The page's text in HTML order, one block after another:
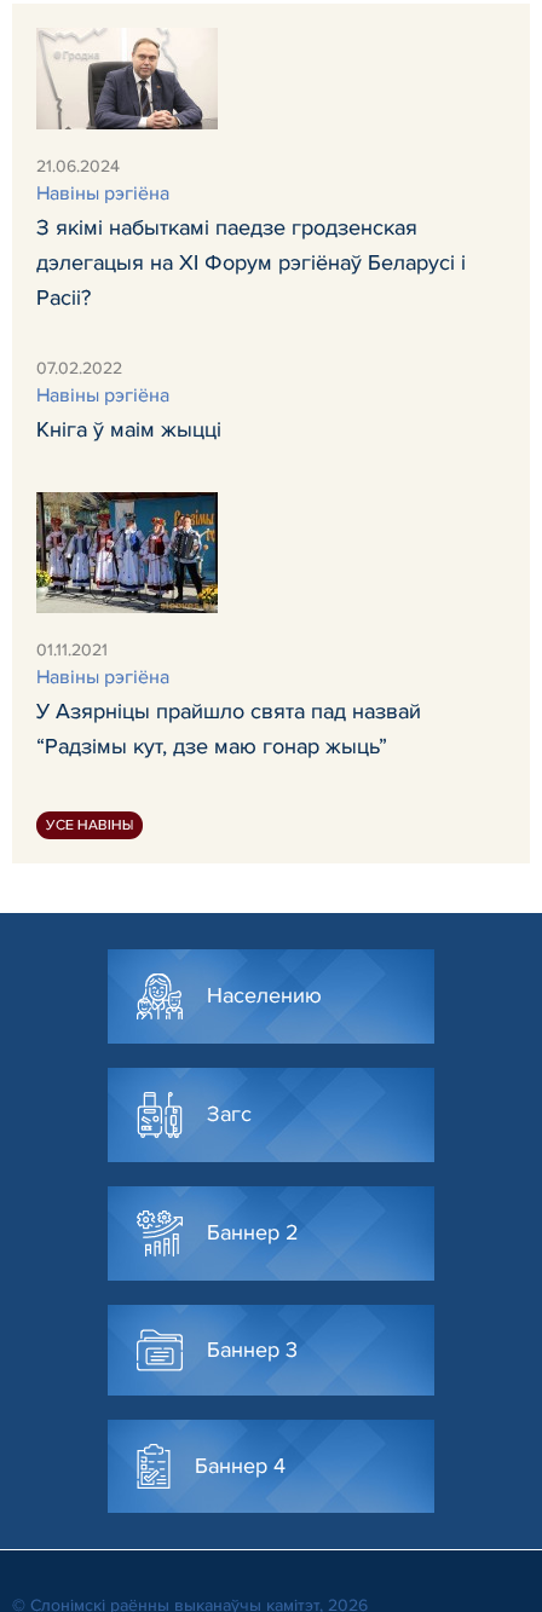
21.06.2024
Навiны рэгiёна
З якімі набыткамі паедзе гродзенская
дэлегацыя на ХІ Форум рэгіёнаў Беларусі і
Расіі?
07.02.2022
Навiны рэгiёна
Кніга ў маім жыцці
01.11.2021
Навiны рэгiёна
У Азярніцы прайшло свята пад назвай
“Радзімы кут, дзе маю гонар жыць”
УСЕ НАВІНЫ
Населению
Загс
Баннер 2
Баннер 3
Баннер 4
© Слонiмскi раённы выканаўчы камітэт, 2026